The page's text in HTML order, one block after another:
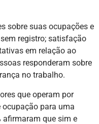
sobre suas ocupações e
registro; satisfação
em relação ao
responderam sobre
no trabalho.
que operam por
para uma
afirmaram que sim e